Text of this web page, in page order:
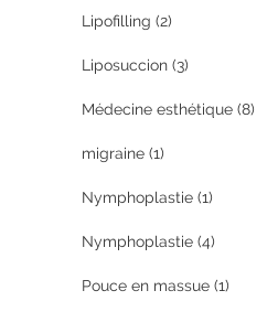
Lipofilling (2)
Liposuccion (3)
Médecine esthétique (8)
migraine (1)
Nymphoplastie (1)
Nymphoplastie (4)
Pouce en massue (1)